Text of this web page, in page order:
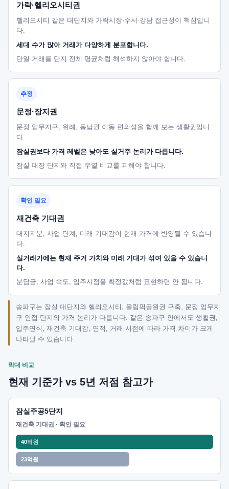
가락·헬리오시티권
헬리오시티 같은 대단지와 가락시장·수서·강남 접근성이 핵심입니
다.
세대 수가 많아 거래가 다양하게 분포합니다.
단일 거래를 단지 전체 평균처럼 해석하지 않아야 합니다.
추정
문정·장지권
문정 업무지구, 위례, 동남권 이동 편의성을 함께 보는 생활권입니
다.
잠실권보다 가격 레벨은 낮아도 실거주 논리가 다릅니다.
잠실 대장 단지와 직접 우열 비교를 피해야 합니다.
확인 필요
재건축 기대권
대지지분, 사업 단계, 미래 기대감이 현재 가격에 반영될 수 있습니
다.
실거래가에는 현재 주거 가치와 미래 기대가 섞여 있을 수 있습니
다.
분담금, 사업 속도, 입주시점을 확정값처럼 표현하면 안 됩니다.
송파구는 잠실 대단지와 헬리오시티, 올림픽공원권 구축, 문정 업무지
구 인접 단지의 가격 논리가 다릅니다. 같은 송파구 안에서도 생활권,
입주연식, 재건축 기대감, 면적, 거래 시점에 따라 가격 차이가 크게
나타날 수 있습니다.
막대 비교
현재 기준가 vs 5년 저점 참고가
잠실주공5단지
재건축 기대권 · 확인 필요
40억원
23억원